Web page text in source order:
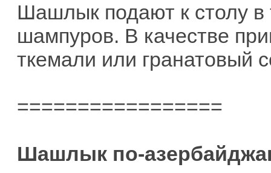
Шашлык подают к столу в
шампуров. В качестве
ткемали или гранатовый
=================
Шашлык по-